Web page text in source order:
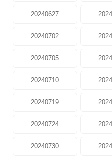
20240627
20240702
20240705
20240710
20240719
20240724
20240730